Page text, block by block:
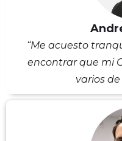
“Me acuesto
encontrar que mi
varios